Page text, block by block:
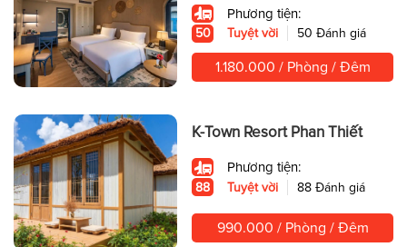
Phương tiện:
50 Tuyệt vời 50 Đánh giá
1.180.000 / Phòng / Đêm
K-Town Resort Phan Thiết
Phương tiện:
88 Tuyệt vời 88 Đánh giá
990.000 / Phòng / Đêm